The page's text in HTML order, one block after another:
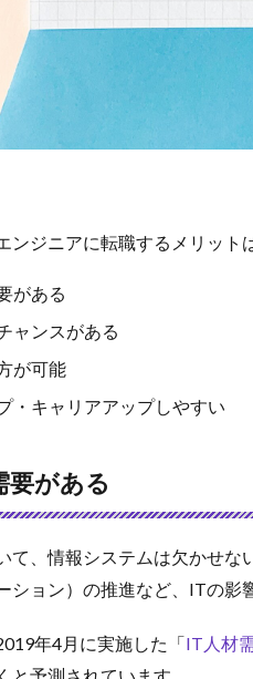
ンジニアに転職するメリット
がある
ャンスがある
が可能
・キャリアアップしやすい
要がある
て、情報システムは欠かせな
ション）の推進など、ITの影
年4月に実施した「IT人材